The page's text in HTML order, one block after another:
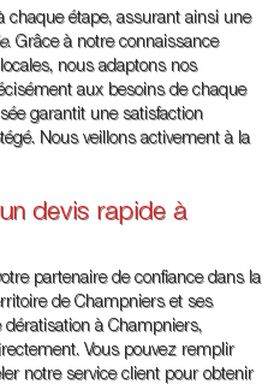
chaque étape, assurant ainsi une
. Grâce à notre connaissance
nous adaptons nos
aux besoins de chaque
garantit une satisfaction
Nous veillons activement à la
devis rapide à
partenaire de confiance dans la
de Champniers et ses
à Champniers,
Vous pouvez remplir
notre service client pour obtenir